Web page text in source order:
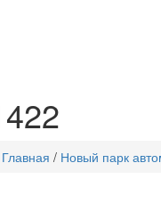
Главная / Новый парк